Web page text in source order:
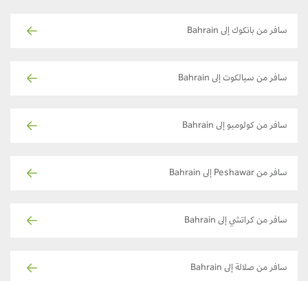
سافر من بانكوك إلى Bahrain
سافر من سيالكوت إلى Bahrain
سافر من كولومبو إلى Bahrain
سافر من Peshawar إلى Bahrain
سافر من كراتشي إلى Bahrain
سافر من صلالة إلى Bahrain